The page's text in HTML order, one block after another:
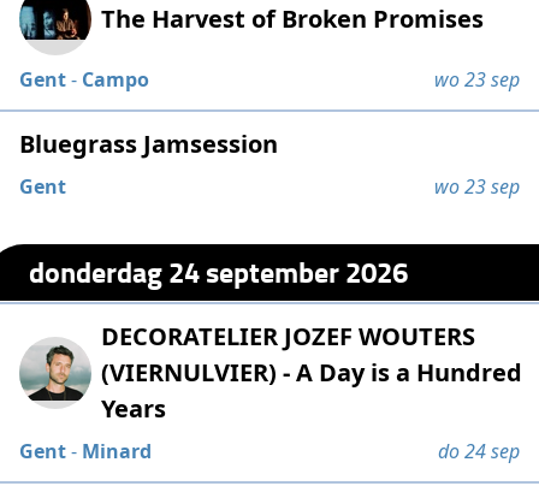
The Harvest of Broken Promises
Gent- Campo wo 23 sep
Bluegrass Jamsession
Gent wo 23 sep
donderdag 24 september 2026
DECORATELIER JOZEF WOUTERS
(VIERNULVIER) - A Day is a Hundred
Years
Gent- Minard do 24 sep